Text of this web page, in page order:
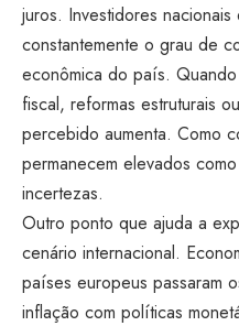
juros. Investidores nacionais
constantemente o grau de
econômica do país.
fiscal, reformas estruturais
percebido aumenta. Como
permanecem elevados
incertezas.
Outro ponto que ajuda a
cenário internacional.
países europeus passaram
inflação com políticas